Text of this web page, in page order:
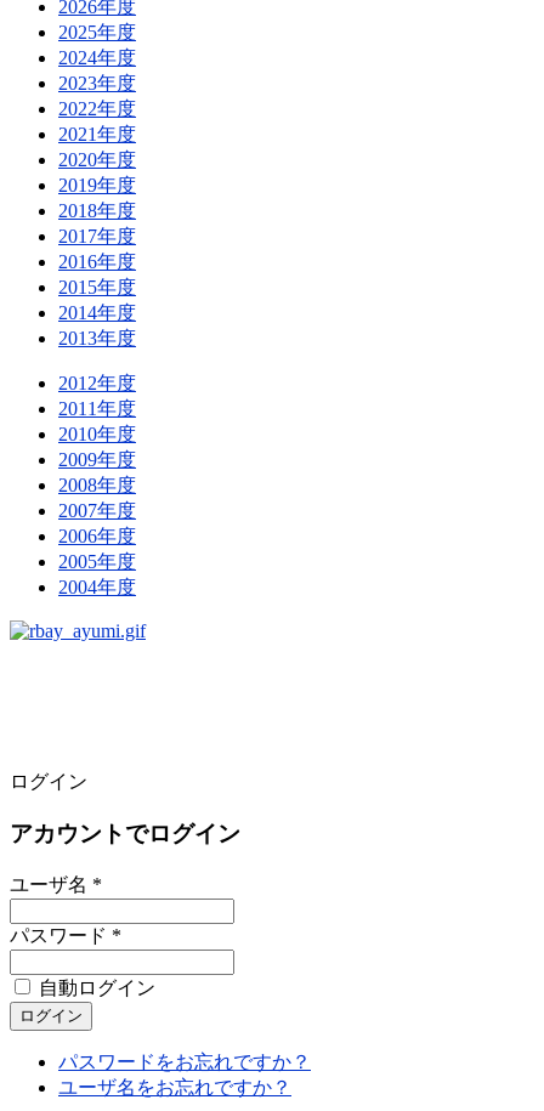
2026年度
2025年度
2024年度
2023年度
2022年度
2021年度
2020年度
2019年度
2018年度
2017年度
2016年度
2015年度
2014年度
2013年度
2012年度
2011年度
2010年度
2009年度
2008年度
2007年度
2006年度
2005年度
2004年度
ログイン
アカウントでログイン
ユーザ名 *
パスワード *
自動ログイン
パスワードをお忘れですか？
ユーザ名をお忘れですか？